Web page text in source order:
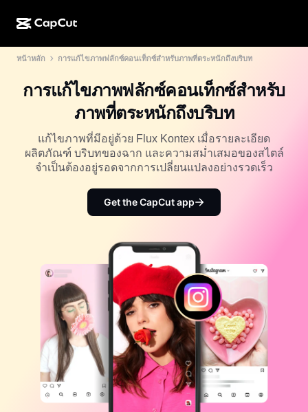
CapCut ออนไลน์
CapCut Pad
CapCut บนมือถือ
Dreamina AI
การดีไซน์ด้วย AI
ตัวสร้างวิดีโอ AI
เครื่องมือปรับปรุงรูปภาพ AI
Dreamina Seedance 2.5
Nano Banana Pro
Gemini Omni
ข้อความและเสียง
คำบรรยายอัตโนมัติ
แม่แบบคำบรรยาย
เครื่องมือ AI
เครื่องมือสร้างและแก้ไขรูปภาพ
กรณีการใช้งาน
โซเชียลมีเดีย
การตลาด
ไลฟ์สไตล์และวล็อก
ดีไซน์แบบปรับแต่งเอง
แม่แบบเทศกาลวันหยุด
อื่นๆ
แม่แบบปฏิทิน
แม่แบบเอฟเฟกต์
แม่แบบธุรกิจ
แม่แบบอุตสาหกรรม
แม่แบบรีแคป
ชุมชน
โครงการริเริ่ม
พันธมิตร
โปรแกรมไพโอเนียร์
โปรแกรม CapCut Creative Campus
ความช่วยเหลือ
ศูนย์ความเชื่อถือ
ศูนย์ช่วยเหลือ
หน้าหลัก การแก้ไขภาพฟลักซ์คอนเท็กซ์สำหรับภาพที่ตระหนักถึงบริบท
การแก้ไขภาพฟลักซ์คอนเท็กซ์สำหรับ
ภาพที่ตระหนักถึงบริบท
แก้ไขภาพที่มีอยู่ด้วย Flux Kontex เมื่อรายละเอียด
ผลิตภัณฑ์ บริบทของฉาก และความสม่ำเสมอของสไตล์
จำเป็นต้องอยู่รอดจากการเปลี่ยนแปลงอย่างรวดเร็ว
Get the CapCut app